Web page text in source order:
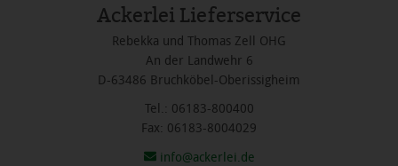
Ackerlei Lieferservice
Rebekka und Thomas Zell OHG
An der Landwehr 6
D-63486 Bruchköbel-Oberissigheim
Tel.: 06183-800400
Fax: 06183-8004029
info@ackerlei.de